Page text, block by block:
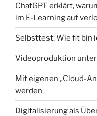
ChatGPT erklärt,
im E-Learning auf
Selbsttest: Wie fit bin
Videoproduktion
Mit eigenen „Cloud-
werden
Digitalisierung als